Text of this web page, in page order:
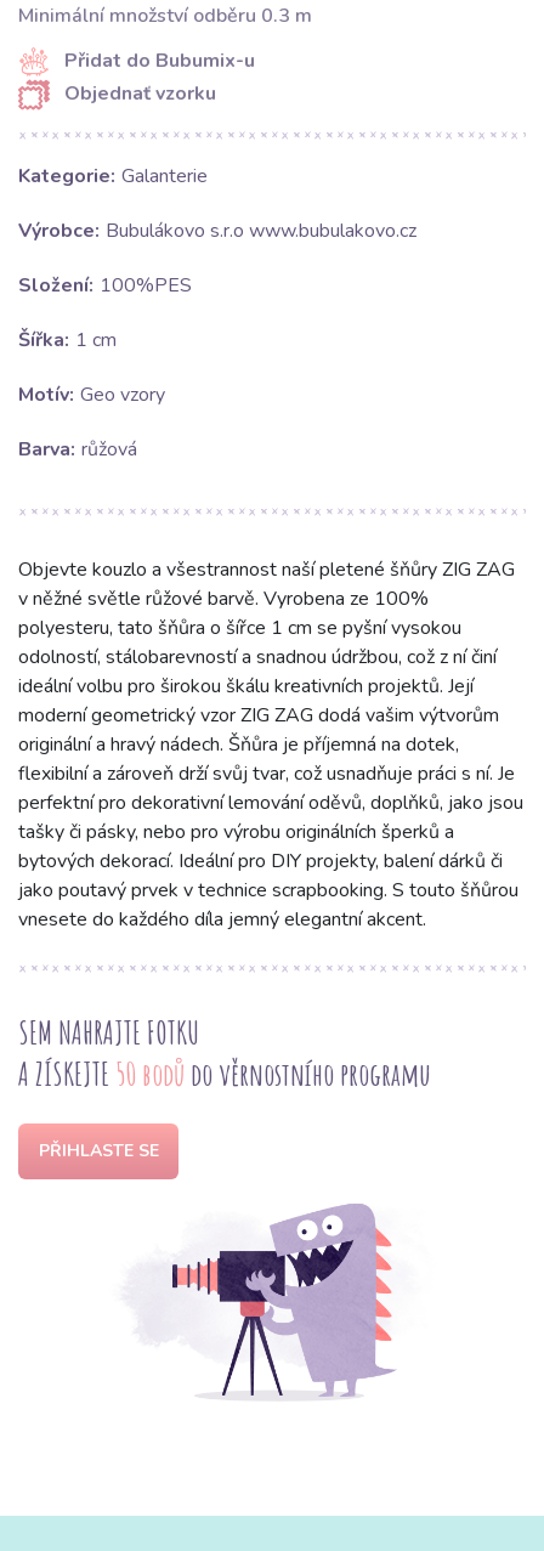
Minimální množství odběru 0.3 m
Přidat do Bubumix-u
Objednať vzorku
Kategorie: Galanterie
Výrobce: Bubulákovo s.r.o www.bubulakovo.cz
Složení: 100%PES
Šířka: 1 cm
Motív: Geo vzory
Barva: růžová
Objevte kouzlo a všestrannost naší pletené šňůry ZIG ZAG
v něžné světle růžové barvě. Vyrobena ze 100%
polyesteru, tato šňůra o šířce 1 cm se pyšní vysokou
odolností, stálobarevností a snadnou údržbou, což z ní činí
ideální volbu pro širokou škálu kreativních projektů. Její
moderní geometrický vzor ZIG ZAG dodá vašim výtvorům
originální a hravý nádech. Šňůra je příjemná na dotek,
flexibilní a zároveň drží svůj tvar, což usnadňuje práci s ní. Je
perfektní pro dekorativní lemování oděvů, doplňků, jako jsou
tašky či pásky, nebo pro výrobu originálních šperků a
bytových dekorací. Ideální pro DIY projekty, balení dárků či
jako poutavý prvek v technice scrapbooking. S touto šňůrou
vnesete do každého díla jemný elegantní akcent.
SEM NAHRAJTE FOTKU
A ZÍSKEJTE 50 bodů do věrnostního programu
PŘIHLASTE SE